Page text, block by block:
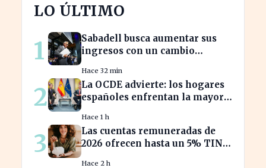
LO ÚLTIMO
1
Sabadell busca aumentar sus
ingresos con un cambio
Hace 32 min
2
La OCDE advierte: los hogares
españoles enfrentan la mayor
Hace 1 h
3
Las cuentas remuneradas de
2026 ofrecen hasta un 5% TIN:
Hace 2 h